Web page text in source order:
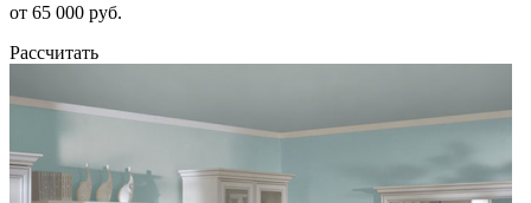
от 65 000 руб.
Рассчитать